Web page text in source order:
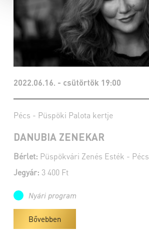
2022.06.16. - csütörtök 19:00
Pécs - Püspöki Palota kertje
DANUBIA ZENEKAR
Bérlet: Püspökvári Zenés Esték - Pécs
Jegyár: 3 400 Ft
Nyári program
Bővebben